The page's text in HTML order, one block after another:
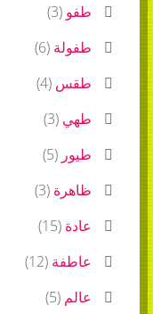
طفو (
3
)
طفولة (
6
)
طقس (
4
)
طهي (
3
)
طيور (
5
)
ظاهرة (
3
)
عادة (
15
)
عاطفة (
12
)
عالم (
5
)